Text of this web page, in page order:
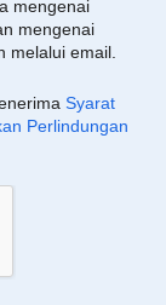
mengenai
mengenai
melalui email.
Syarat
Perlindungan